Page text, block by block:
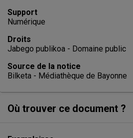
Support
Numérique
Droits
Jabego publikoa - Domaine public
Source de la notice
Bilketa - Médiathèque de Bayonne
Où trouver ce document ?